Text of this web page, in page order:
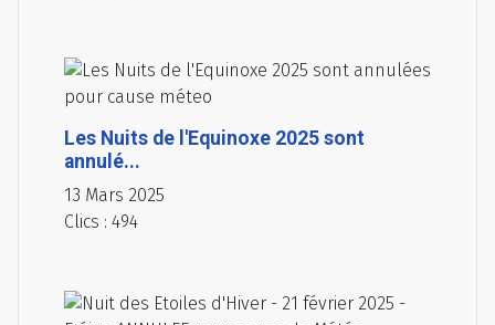
Les Nuits de l'Equinoxe 2025 sont
annulé...
13 Mars 2025
Clics : 494